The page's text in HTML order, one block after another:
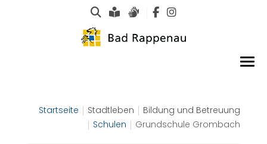
Suche
Leichte Sprache
Gebärdensprachen
Startseite Stadtleben
Bildung und Betreuung
Schulen
Grundschule Grombach